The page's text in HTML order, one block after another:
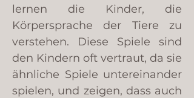
lernen die Kinder, die
Körpersprache der Tiere zu
verstehen. Diese Spiele sind
den Kindern oft vertraut, da sie
ähnliche Spiele untereinander
spielen, und zeigen, dass auch